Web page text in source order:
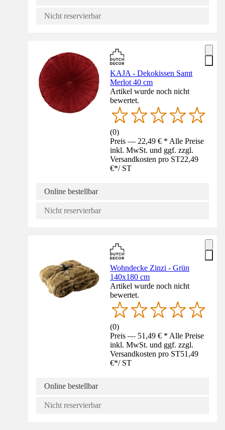
Nicht reservierbar
KAJA - Dekokissen Samt
Merlot 40 cm
Artikel wurde noch nicht
bewertet.
(0)
Preis — 22,49 € * Alle Preise
inkl. MwSt. und ggf. zzgl.
Versandkosten pro ST22,49
€*/ ST
Online bestellbar
Nicht reservierbar
Wohndecke Zinzi - Grün
140x180 cm
Artikel wurde noch nicht
bewertet.
(0)
Preis — 51,49 € * Alle Preise
inkl. MwSt. und ggf. zzgl.
Versandkosten pro ST51,49
€*/ ST
Online bestellbar
Nicht reservierbar